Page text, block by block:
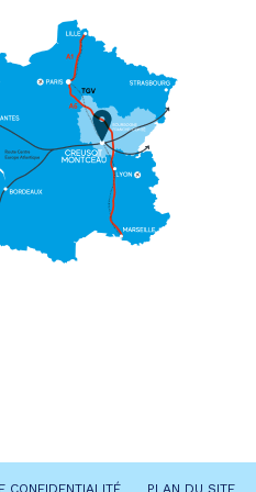
CONFIDENTIALITÉ PLAN DU SITE